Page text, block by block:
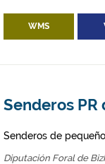
WMS
Senderos PR
Senderos de
Diputación Foral de